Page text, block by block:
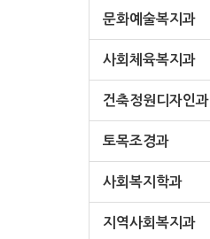
문화예술복지과
사회체육복지과
건축정원디자인과
토목조경과
사회복지학과
지역사회복지과